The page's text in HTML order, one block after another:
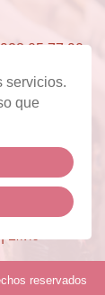
servicios.
que
928 05 77 90
de
20:00
|
reservados